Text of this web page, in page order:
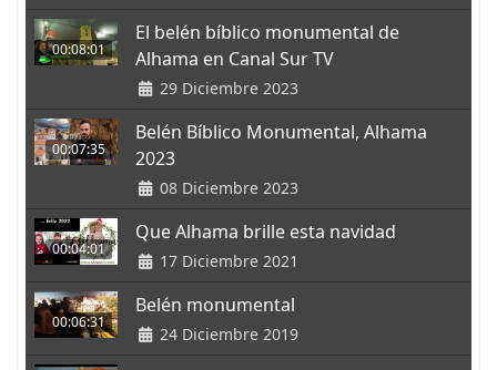
00:08:01
El belén bíblico monumental de
Alhama en Canal Sur TV
29 Diciembre 2023
00:07:35
Belén Bíblico Monumental, Alhama
2023
08 Diciembre 2023
00:04:01
Que Alhama brille esta navidad
17 Diciembre 2021
00:06:31
Belén monumental
24 Diciembre 2019